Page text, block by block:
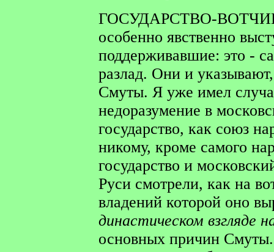
ГОСУДАРСТВО-
особенно явственно
поддерживавшие: это -
разлад. Они и
Смуты. Я уже имел
недоразумение в
государство, как союз
никому, кроме самого
государство и
Руси смотрели, как на
владений которой оно
династическом взгляде
основных причин Смуты.